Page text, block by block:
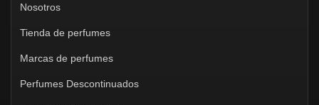
Nosotros
Tienda de perfumes
Marcas de perfumes
Perfumes Descontinuados